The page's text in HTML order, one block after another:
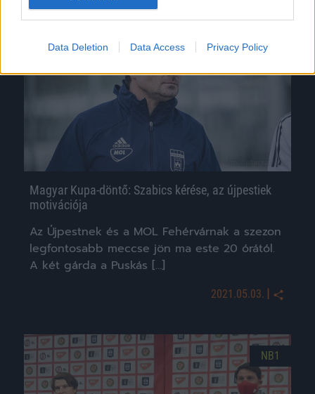
Data Deletion Data Access Privacy PolicyNB1
Magyar Kupa-döntő: Szabics kérése, az újpestiek
motivációja
Az Újpestnek és a MOL Fehérvárnak a szezon
legfontosabb meccse jön ma este 20 órától.
A két gárda a Puskás […]
2021.05.03. |
NB1